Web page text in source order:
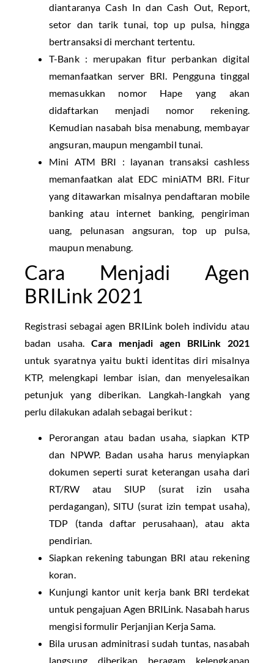
diantaranya Cash In dan Cash Out, Report,
setor dan tarik tunai, top up pulsa, hingga
bertransaksi di merchant tertentu.
T-Bank : merupakan fitur perbankan digital
memanfaatkan server BRI. Pengguna tinggal
memasukkan nomor Hape yang akan
didaftarkan menjadi nomor rekening.
Kemudian nasabah bisa menabung, membayar
angsuran, maupun mengambil tunai.
Mini ATM BRI : layanan transaksi cashless
memanfaatkan alat EDC miniATM BRI. Fitur
yang ditawarkan misalnya pendaftaran mobile
banking atau internet banking, pengiriman
uang, pelunasan angsuran, top up pulsa,
maupun menabung.
Cara Menjadi Agen
BRILink 2021
Registrasi sebagai agen BRILink boleh individu atau
badan usaha. Cara menjadi agen BRILink 2021
untuk syaratnya yaitu bukti identitas diri misalnya
KTP, melengkapi lembar isian, dan menyelesaikan
petunjuk yang diberikan. Langkah-langkah yang
perlu dilakukan adalah sebagai berikut :
Perorangan atau badan usaha, siapkan KTP
dan NPWP. Badan usaha harus menyiapkan
dokumen seperti surat keterangan usaha dari
RT/RW atau SIUP (surat izin usaha
perdagangan), SITU (surat izin tempat usaha),
TDP (tanda daftar perusahaan), atau akta
pendirian.
Siapkan rekening tabungan BRI atau rekening
koran.
Kunjungi kantor unit kerja bank BRI terdekat
untuk pengajuan Agen BRILink. Nasabah harus
mengisi formulir Perjanjian Kerja Sama.
Bila urusan adminitrasi sudah tuntas, nasabah
langsung diberikan beragam kelengkapan